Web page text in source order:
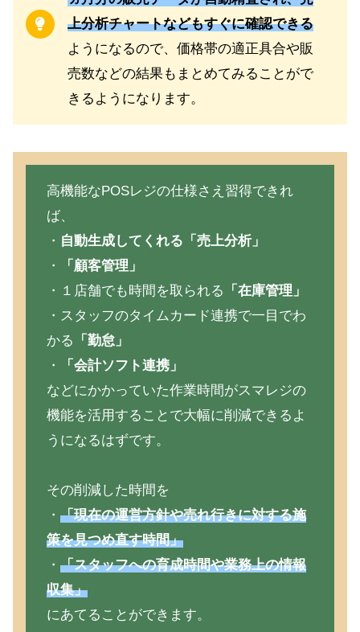
上分析チャートなどもすぐに確認できる
ようになるので、価格帯の適正具合や販
売数などの結果もまとめてみることがで
きるようになります。
高機能なPOSレジの仕様さえ習得できれ
ば、
・ 自動生成してくれる「売上分析」
・
「顧客管理」
・１店舗でも時間を取られる 「在庫管理」
・スタッフのタイムカード連携で一目でわ
かる 「勤怠」
・
「会計ソフト連携」
などにかかっていた作業時間がスマレジの
機能を活用することで大幅に削減できるよ
うになるはずです。
その削減した時間を
・ 「現在の運営方針や売れ行きに対する施
策を見つめ直す時間」
・ 「スタッフへの育成時間や業務上の情報
収集」
にあてることができます。